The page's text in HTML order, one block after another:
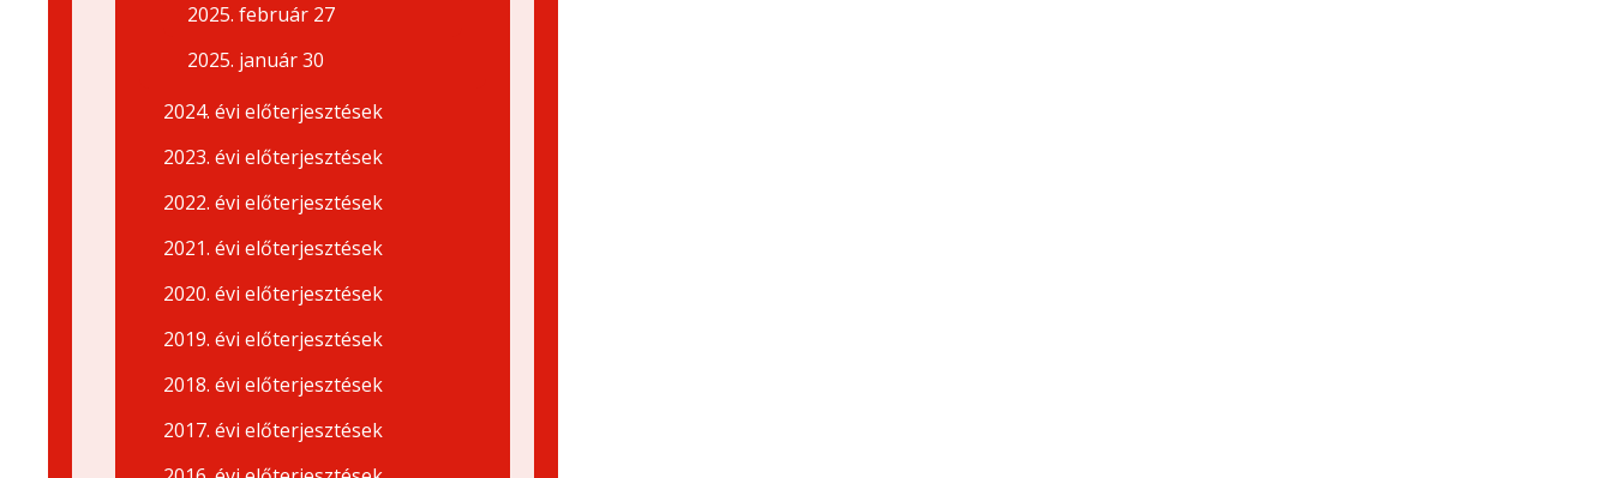
2025. február 27
2025. január 30
2024. évi előterjesztések
2023. évi előterjesztések
2022. évi előterjesztések
2021. évi előterjesztések
2020. évi előterjesztések
2019. évi előterjesztések
2018. évi előterjesztések
2017. évi előterjesztések